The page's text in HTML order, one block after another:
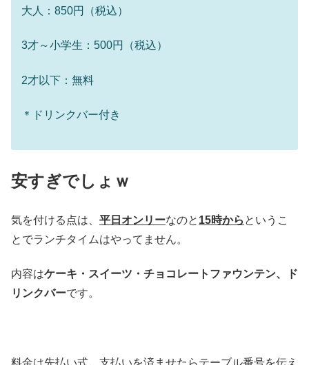
大人：850円（税込）
3才～小学生：500円（税込）
2才以下：無料
＊ドリンクバー付き
安すぎでしょｗ
気を付ける点は、 平日オンリーなのと 15時から というこ
とでランチタイムはやってません。
内容はケーキ・スイーツ・チョコレートファウンテン、ド
リンクバーです。